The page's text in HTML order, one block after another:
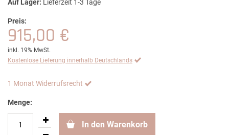
Auf Lager: Lieferzeit 1-3 Tage
Preis:
915,00 €
inkl. 19% MwSt.
Kostenlose Lieferung innerhalb Deutschlands
1 Monat Widerrufsrecht
Menge:
In den Warenkorb